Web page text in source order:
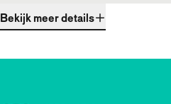
Bekijk meer details